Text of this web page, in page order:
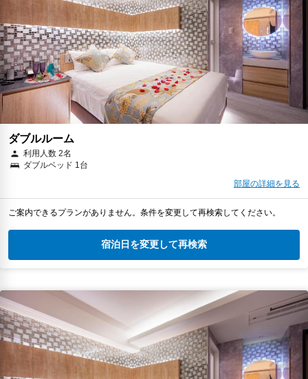
ダブルルーム
利用人数 2名
ダブルベッド 1台
部屋の詳細を見る
ご案内できるプランがありません。条件を変更して再検索してください。
宿泊日を変更して再検索